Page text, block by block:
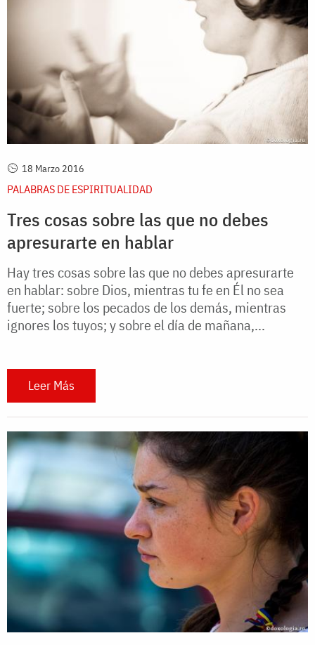
18 Marzo 2016
PALABRAS DE ESPIRITUALIDAD
Tres cosas sobre las que no debes
apresurarte en hablar
Hay tres cosas sobre las que no debes apresurarte
en hablar: sobre Dios, mientras tu fe en Él no sea
fuerte; sobre los pecados de los demás, mientras
ignores los tuyos; y sobre el día de mañana,...
Leer Más